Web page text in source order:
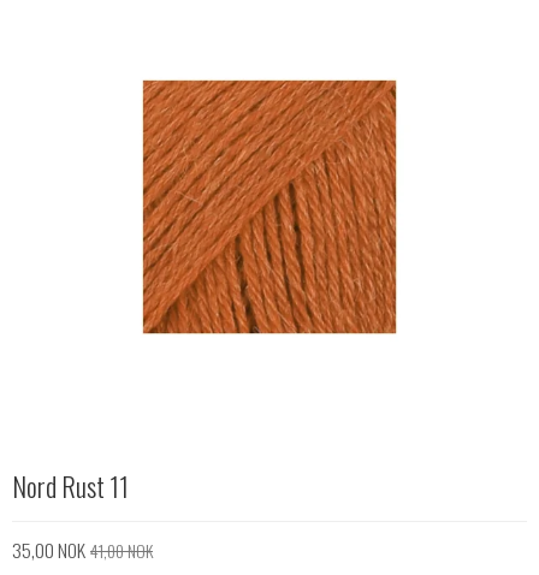
Nord Rust 11
35,00 NOK41,00 NOK